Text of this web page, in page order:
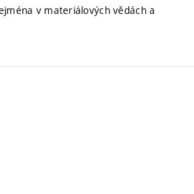
v materiálových vědách a